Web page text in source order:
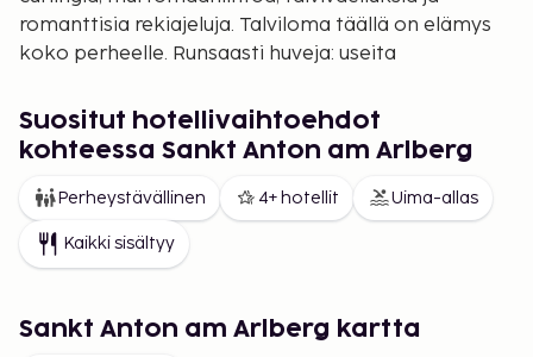
romanttisia rekiajeluja. Talviloma täällä on elämys
koko perheelle. Runsaasti huveja: useita
erittäin kehittynyt Galzigbahn-hiihtohissi avattiin
muutama vuosi sitten. Täällä on esiintynyt jonkin
verran lumivyöryjä, joten mahdollisiin varoituksiin
on syytä suhtautua huolellisesti.
Lech(1450 merenpinnan yläpuolella) Lechiä
pidetään hieman ylellisempänä. Täällä
Rinnekoneita ajetaan ympäristöä säästäen.
Suositut hotellivaihtoehdot
kohteessa Sankt Anton am Arlberg
Perheystävällinen 4+ hotellit Uima-allas
Kaikki sisältyy
Sankt Anton am Arlberg kartta